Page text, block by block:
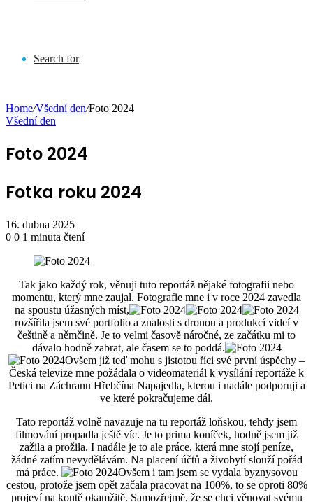
Search for
Home/Všední den/Foto 2024
Všední den
Foto 2024
Fotka roku 2024
16. dubna 2025
0 0 1 minuta čtení
Tak jako každý rok, věnuji tuto reportáž nějaké fotografii nebo
momentu, který mne zaujal. Fotografie mne i v roce 2024 zavedla
na spoustu úžasných míst,
rozšířila jsem své portfolio a znalosti s dronou a produkcí videí v
češtině a němčině. Je to velmi časově náročné, ze začátku mi to
dávalo hodně zabrat, ale časem se to poddá.
Ovšem již teď mohu s jistotou říci své první úspěchy –
Česká televize mne požádala o videomateriál k vysílání reportáže k
Petici na Záchranu Hřebčína Napajedla, kterou i nadále podporuji a
ve které pokračujeme dál.
Tato reportáž volně navazuje na tu reportáž loňskou, tehdy jsem
filmování propadla ještě víc. Je to prima koníček, hodně jsem již
zažila a prožila. I nadále je to ale práce, která mne stojí peníze,
žádné zatím nevydělávám. Na placení účtů a živobytí slouží pořád
má práce.
Ovšem i tam jsem se vydala byznysovou
cestou, protože jsem opět začala pracovat na 100%, to se oproti 80%
projeví na kontě okamžitě. Samozřejmě, že se chci věnovat svému